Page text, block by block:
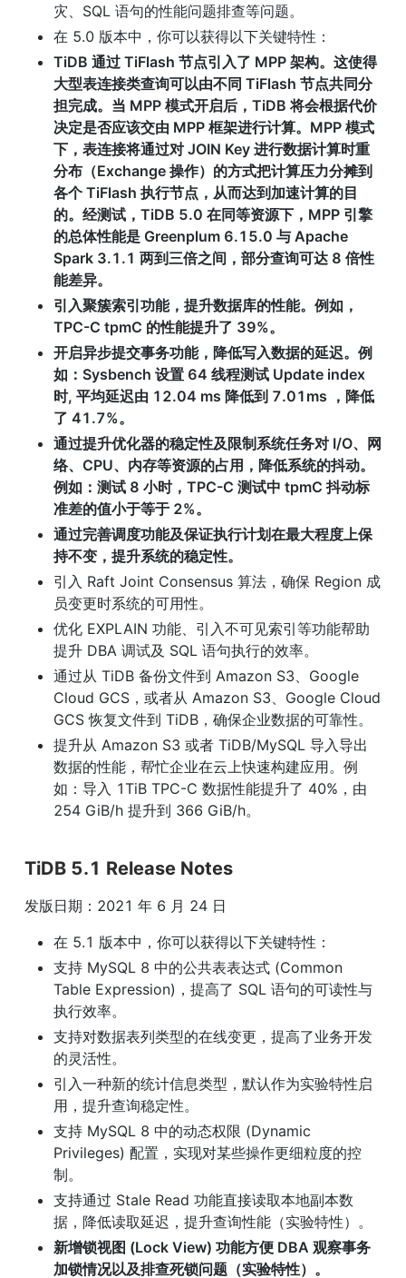
灾、SQL 语句的性能问题排查等问题。
在 5.0 版本中，你可以获得以下关键特性：
TiDB 通过 TiFlash 节点引入了 MPP 架构。这使得
大型表连接类查询可以由不同 TiFlash 节点共同分
担完成。当 MPP 模式开启后，TiDB 将会根据代价
决定是否应该交由 MPP 框架进行计算。MPP 模式
下，表连接将通过对 JOIN Key 进行数据计算时重
分布（Exchange 操作）的方式把计算压力分摊到
各个 TiFlash 执行节点，从而达到加速计算的目
的。经测试，TiDB 5.0 在同等资源下，MPP 引擎
的总体性能是 Greenplum 6.15.0 与 Apache
Spark 3.1.1 两到三倍之间，部分查询可达 8 倍性
能差异。
引入聚簇索引功能，提升数据库的性能。例如，
TPC-C tpmC 的性能提升了 39%。
开启异步提交事务功能，降低写入数据的延迟。例
如：Sysbench 设置 64 线程测试 Update index
时, 平均延迟由 12.04 ms 降低到 7.01ms ，降低
了 41.7%。
通过提升优化器的稳定性及限制系统任务对 I/O、网
络、CPU、内存等资源的占用，降低系统的抖动。
例如：测试 8 小时，TPC-C 测试中 tpmC 抖动标
准差的值小于等于 2%。
通过完善调度功能及保证执行计划在最大程度上保
持不变，提升系统的稳定性。
引入 Raft Joint Consensus 算法，确保 Region 成
员变更时系统的可用性。
优化 EXPLAIN 功能、引入不可见索引等功能帮助
提升 DBA 调试及 SQL 语句执行的效率。
通过从 TiDB 备份文件到 Amazon S3、Google
Cloud GCS，或者从 Amazon S3、Google Cloud
GCS 恢复文件到 TiDB，确保企业数据的可靠性。
提升从 Amazon S3 或者 TiDB/MySQL 导入导出
数据的性能，帮忙企业在云上快速构建应用。例
如：导入 1TiB TPC-C 数据性能提升了 40%，由
254 GiB/h 提升到 366 GiB/h。
TiDB 5.1 Release Notes
发版日期：2021 年 6 月 24 日
在 5.1 版本中，你可以获得以下关键特性：
支持 MySQL 8 中的公共表表达式 (Common
Table Expression)，提高了 SQL 语句的可读性与
执行效率。
支持对数据表列类型的在线变更，提高了业务开发
的灵活性。
引入一种新的统计信息类型，默认作为实验特性启
用，提升查询稳定性。
支持 MySQL 8 中的动态权限 (Dynamic
Privileges) 配置，实现对某些操作更细粒度的控
制。
支持通过 Stale Read 功能直接读取本地副本数
据，降低读取延迟，提升查询性能（实验特性）。
新增锁视图 (Lock View) 功能方便 DBA 观察事务
加锁情况以及排查死锁问题（实验特性）。